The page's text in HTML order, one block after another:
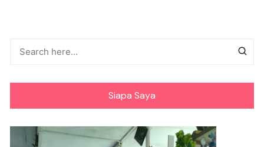
Siapa Saya